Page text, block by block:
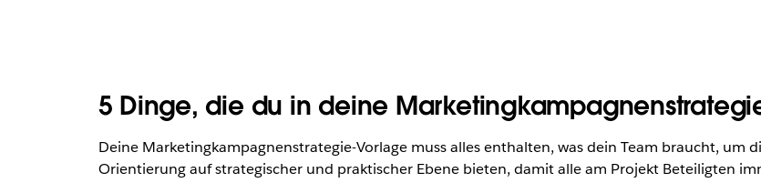
5 Dinge, die du in deine
Deine Marketingkampagnenstrategie-Vorlage muss alles enthalten, was dein Team braucht, um
Orientierung auf strategischer und praktischer Ebene bieten, damit alle am Projekt Beteiligten